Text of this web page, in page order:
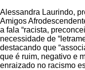
Alessandra Laurindo,
Amigos
a fala “racista,
necessidade de
destacando que
que é ruim, negativo e
enraizado no racismo